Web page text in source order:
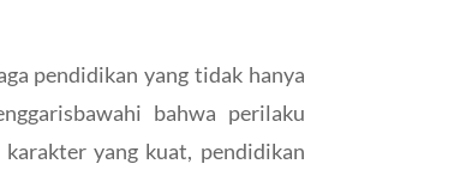
pendidikan yang tidak hanya
bahwa perilaku
yang kuat, pendidikan